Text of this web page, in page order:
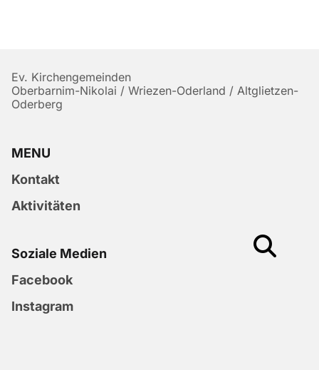
Ev. Kirchengemeinden
Oberbarnim-Nikolai / Wriezen-Oderland / Altglietzen-
Oderberg
MENU
Kontakt
Aktivitäten
Soziale Medien
Facebook
Instagram